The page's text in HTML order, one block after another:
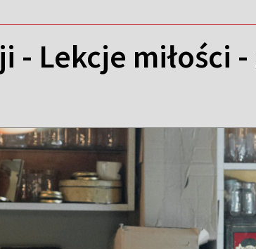
- Lekcje miłości